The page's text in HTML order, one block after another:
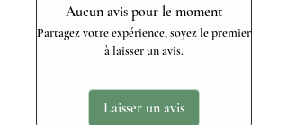
Aucun avis pour le moment
Partagez votre expérience, soyez le premier
à laisser un avis.
Laisser un avis